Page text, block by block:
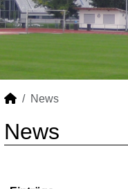
News
News